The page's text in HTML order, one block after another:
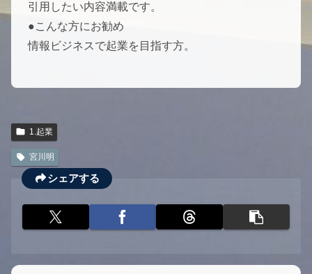
引用したい内容満載です。
●こんな方にお勧め
情報ビジネスで起業を目指す方。
1.起業
宮川明
シェアする